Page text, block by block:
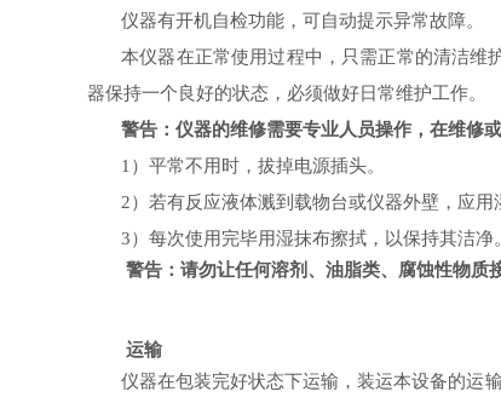
仪器有开机自检功能，可自动提示异常故障。
本仪器在正常使用过程中，只需正常的清洁维
器保持一个良好的状态，必须做好日常维护工作。
警告：仪器的维修需要专业人员操作，在维修
1 ）平常不用时，拔掉电源插头。
2）若有反应液体溅到载物台或仪器外壁，应用
3）每次使用完毕用湿抹布擦拭，以保持其洁净。
警告：请勿让任何溶剂、油脂类、腐蚀性物质
运输
仪器在包装完好状态下运输，装运本设备的运